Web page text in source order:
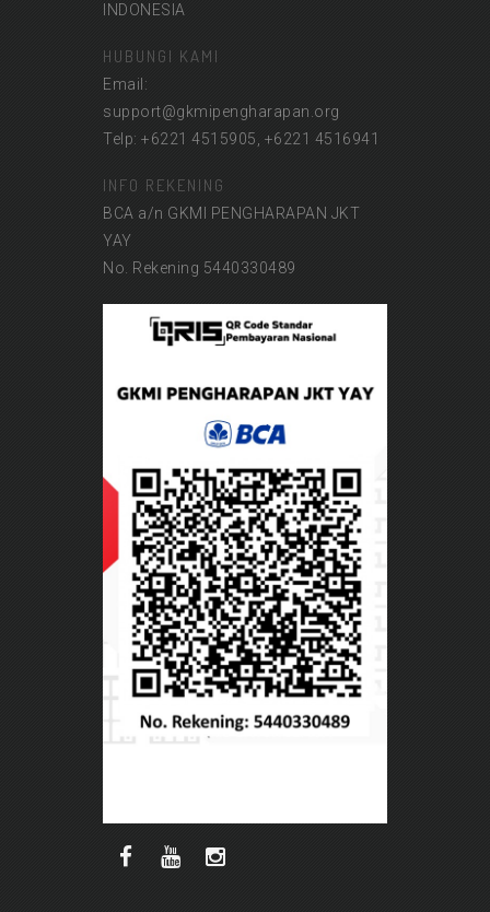
INDONESIA
HUBUNGI KAMI
Email:
support@gkmipengharapan.org
Telp: +6221 4515905, +6221 4516941
INFO REKENING
BCA a/n GKMI PENGHARAPAN JKT
YAY
No. Rekening 5440330489